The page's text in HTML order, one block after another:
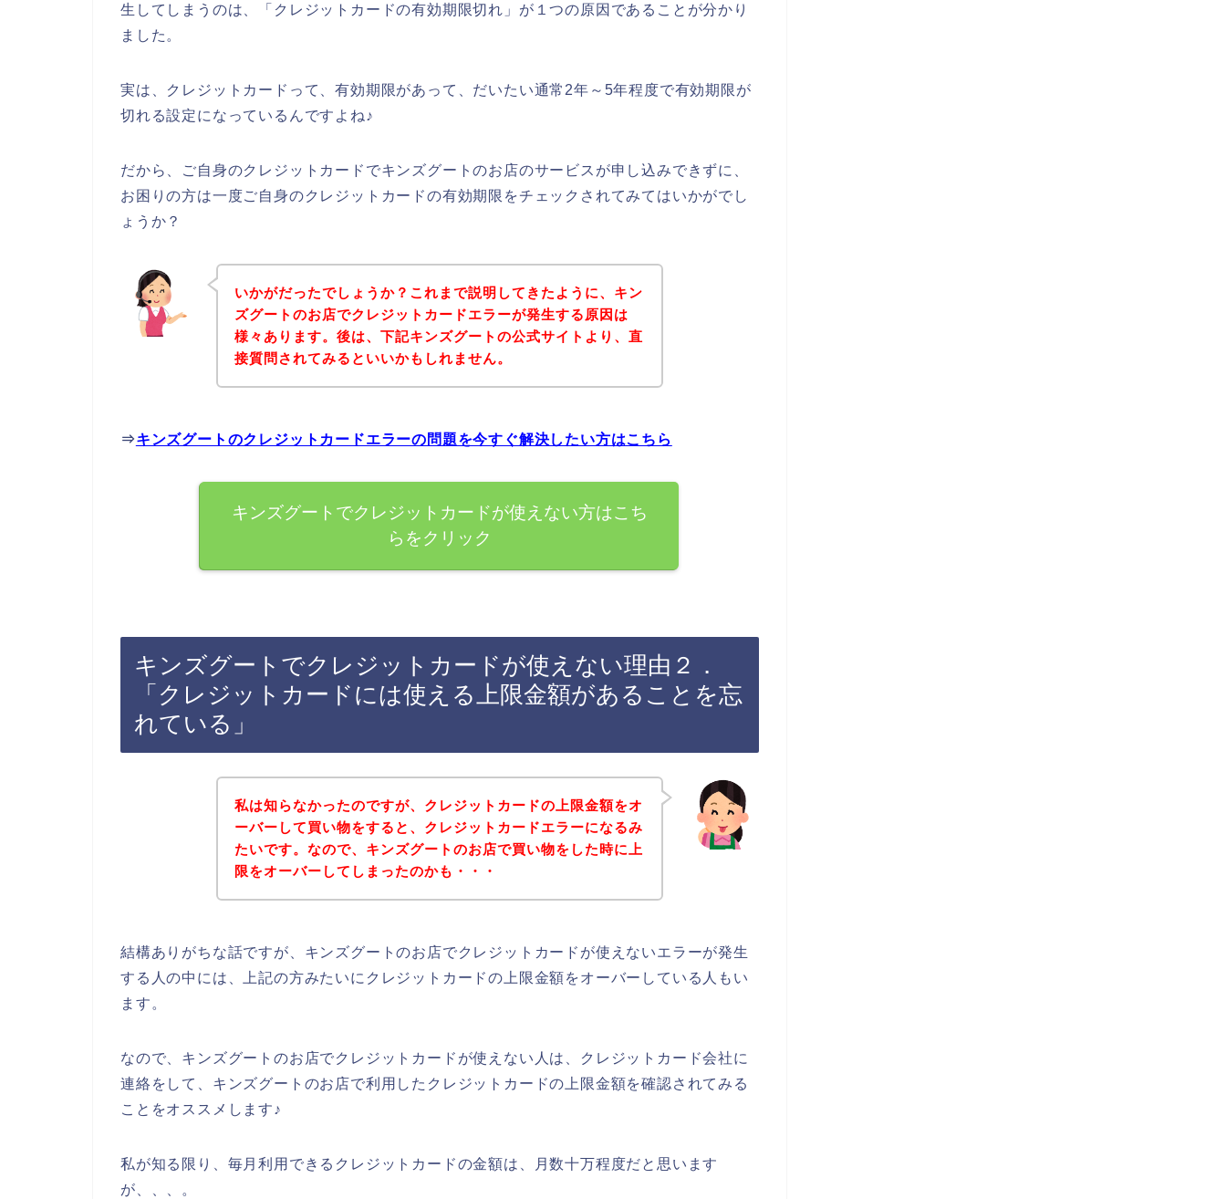
生してしまうのは、「クレジットカードの有効期限切れ」が１つの原因であることが分かり
ました。
実は、クレジットカードって、有効期限があって、だいたい通常2年～5年程度で有効期限が
切れる設定になっているんですよね♪
だから、ご自身のクレジットカードでキンズグートのお店のサービスが申し込みできずに、
お困りの方は一度ご自身のクレジットカードの有効期限をチェックされてみてはいかがでし
ょうか？
いかがだったでしょうか？これまで説明してきたように、キン
ズグートのお店でクレジットカードエラーが発生する原因は
様々あります。後は、下記キンズグートの公式サイトより、直
接質問されてみるといいかもしれません。
⇒キンズグートのクレジットカードエラーの問題を今すぐ解決したい方はこちら
キンズグートでクレジットカードが使えない方はこち
らをクリック
キンズグートでクレジットカードが使えない理由２．
「クレジットカードには使える上限金額があることを忘
れている」
私は知らなかったのですが、クレジットカードの上限金額をオ
ーバーして買い物をすると、クレジットカードエラーになるみ
たいです。なので、キンズグートのお店で買い物をした時に上
限をオーバーしてしまったのかも・・・
結構ありがちな話ですが、キンズグートのお店でクレジットカードが使えないエラーが発生
する人の中には、上記の方みたいにクレジットカードの上限金額をオーバーしている人もい
ます。
なので、キンズグートのお店でクレジットカードが使えない人は、クレジットカード会社に
連絡をして、キンズグートのお店で利用したクレジットカードの上限金額を確認されてみる
ことをオススメします♪
私が知る限り、毎月利用できるクレジットカードの金額は、月数十万程度だと思います
が、、、。